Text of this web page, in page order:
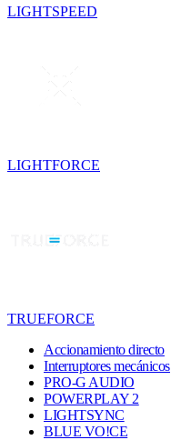
LIGHTSPEED
LIGHTFORCE
TRUEFORCE
Accionamiento directo
Interruptores mecánicos
PRO-G AUDIO
POWERPLAY 2
LIGHTSYNC
BLUE VO!CE